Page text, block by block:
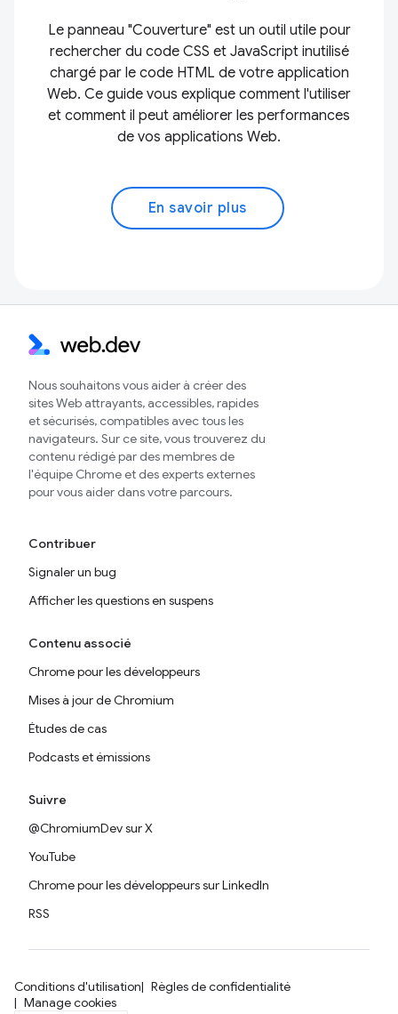
Le panneau "Couverture" est un outil utile pour
rechercher du code CSS et JavaScript inutilisé
chargé par le code HTML de votre application
Web. Ce guide vous explique comment l'utiliser
et comment il peut améliorer les performances
de vos applications Web.
En savoir plus
Nous souhaitons vous aider à créer des
sites Web attrayants, accessibles, rapides
et sécurisés, compatibles avec tous les
navigateurs. Sur ce site, vous trouverez du
contenu rédigé par des membres de
l'équipe Chrome et des experts externes
pour vous aider dans votre parcours.
Contribuer
Signaler un bug
Afficher les questions en suspens
Contenu associé
Chrome pour les développeurs
Mises à jour de Chromium
Études de cas
Podcasts et émissions
Suivre
@ChromiumDev sur X
YouTube
Chrome pour les développeurs sur LinkedIn
RSS
Conditions d'utilisation
Règles de confidentialité
Manage cookies